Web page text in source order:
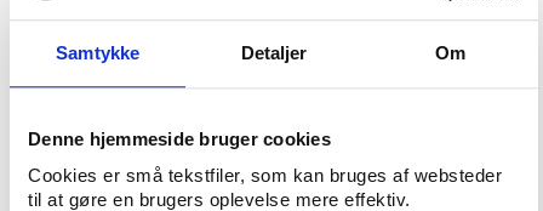
Samtykke Detaljer Om
Denne hjemmeside bruger cookies
Cookies er små tekstfiler, som kan bruges af websteder
til at gøre en brugers oplevelse mere effektiv.
Florian Petrica provided research results at Play the
Game 2005: the Good, the Bad and the Ugly.
The document is a PowerPoint presentation
Read the presentation here